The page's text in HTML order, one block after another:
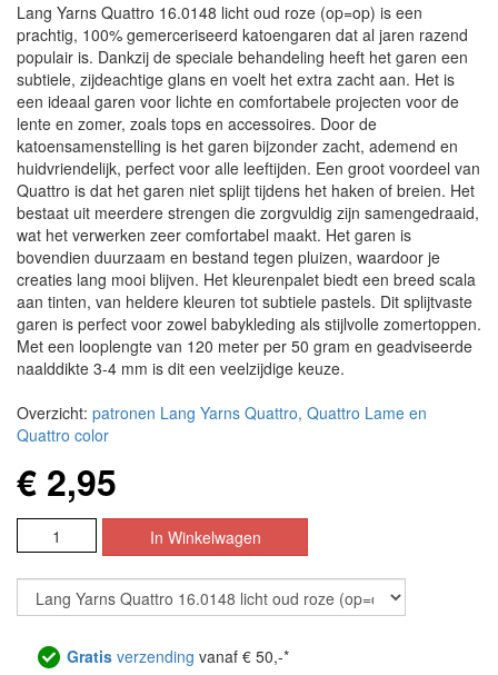
Lang Yarns Quattro 16.0148 licht oud roze (op=op) is een
prachtig, 100% gemerceriseerd katoengaren dat al jaren razend
populair is. Dankzij de speciale behandeling heeft het garen een
subtiele, zijdeachtige glans en voelt het extra zacht aan. Het is
een ideaal garen voor lichte en comfortabele projecten voor de
lente en zomer, zoals tops en accessoires. Door de
katoensamenstelling is het garen bijzonder zacht, ademend en
huidvriendelijk, perfect voor alle leeftijden. Een groot voordeel van
Quattro is dat het garen niet splijt tijdens het haken of breien. Het
bestaat uit meerdere strengen die zorgvuldig zijn samengedraaid,
wat het verwerken zeer comfortabel maakt. Het garen is
bovendien duurzaam en bestand tegen pluizen, waardoor je
creaties lang mooi blijven. Het kleurenpalet biedt een breed scala
aan tinten, van heldere kleuren tot subtiele pastels. Dit splijtvaste
garen is perfect voor zowel babykleding als stijlvolle zomertoppen.
Met een looplengte van 120 meter per 50 gram en geadviseerde
naalddikte 3-4 mm is dit een veelzijdige keuze.
Overzicht: patronen Lang Yarns Quattro, Quattro Lame en
Quattro color
€ 2,95
Gratis verzending vanaf € 50,-*